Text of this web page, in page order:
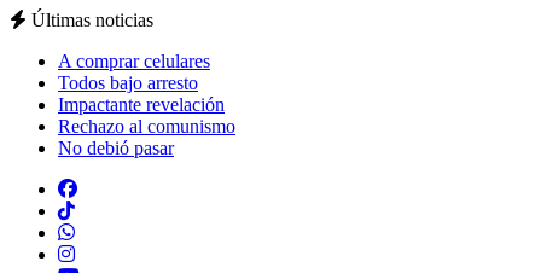
Últimas noticias
A comprar celulares
Todos bajo arresto
Impactante revelación
Rechazo al comunismo
No debió pasar